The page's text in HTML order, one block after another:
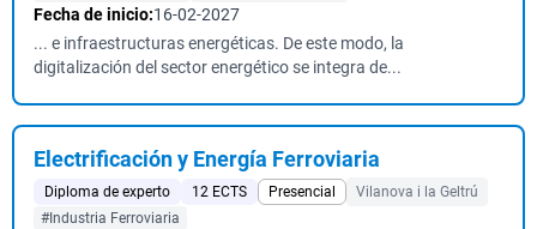
Fecha de inicio:16-02-2027
... e infraestructuras energéticas. De este modo, la
digitalización del sector energético se integra de...
Electrificación y Energía Ferroviaria
Diploma de experto 12 ECTS Presencial
Vilanova i la Geltrú
#Industria Ferroviaria